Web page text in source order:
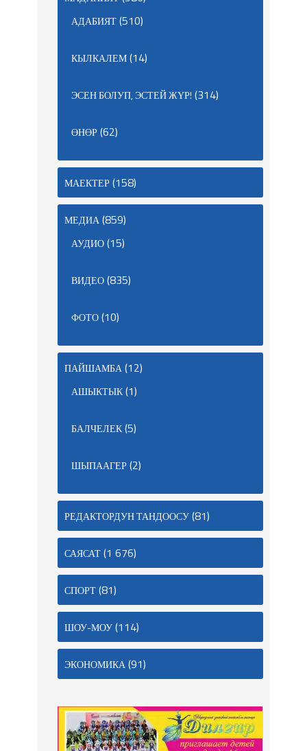
АДАБИЯТ(510)
КЫЛКАЛЕМ(14)
ЭСЕН БОЛУП, ЭСТЕЙ ЖҮР! (314)
ӨНӨР(62)
МАЕКТЕР(158)
МЕДИА(859)
АУДИО(15)
ВИДЕО(835)
ФОТО(10)
ПАЙШАМБА(12)
АШЫКТЫК(1)
БАЛЧЕЛЕК(5)
ШЫПААГЕР(2)
РЕДАКТОРДУН ТАНДООСУ(81)
САЯСАТ(1 676)
СПОРТ(81)
ШОУ-МОУ(114)
ЭКОНОМИКА(91)